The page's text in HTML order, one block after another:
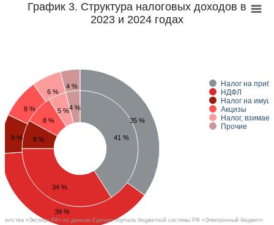
График 3. Структура налоговых доходов в
2023 и 2024 годах
35 %
39 %
8 %
8 %
6 %
4 %
41 %
34 %
8 %
8 %
5 %4 %
Налог на
НДФЛ
Налог на
Акцизы
Налог,
Прочие
«Эксперт РА» по данным Единого портала бюджетной системы РФ «Электронный бюджет»